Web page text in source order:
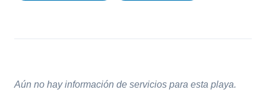
Aún no hay información de servicios para esta playa.